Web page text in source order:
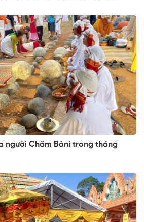
người Chăm Bàni trong tháng